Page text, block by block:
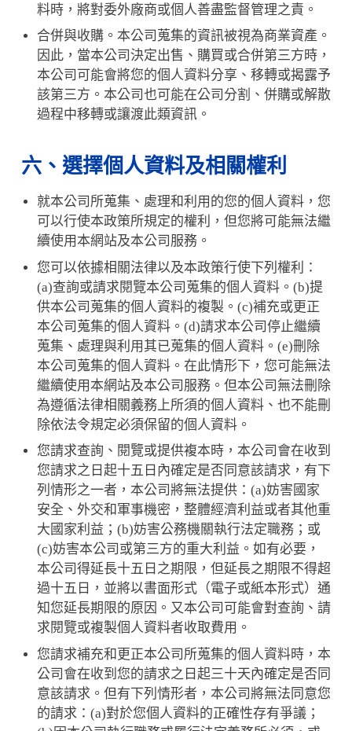
料時，將對委外廠商或個人善盡監督管理之責。
合併與收購。本公司蒐集的資訊被視為商業資產。
因此，當本公司決定出售、購買或合併第三方時，
本公司可能會將您的個人資料分享、移轉或揭露予
該第三方。本公司也可能在公司分割、併購或解散
過程中移轉或讓渡此類資訊。
六、選擇個人資料及相關權利
就本公司所蒐集、處理和利用的您的個人資料，您
可以行使本政策所規定的權利，但您將可能無法繼
續使用本網站及本公司服務。
您可以依據相關法律以及本政策行使下列權利：
(a)查詢或請求閱覽本公司蒐集的個人資料。(b)提
供本公司蒐集的個人資料的複製。(c)補充或更正
本公司蒐集的個人資料。(d)請求本公司停止繼續
蒐集、處理與利用其已蒐集的個人資料。(e)刪除
本公司蒐集的個人資料。在此情形下，您可能無法
繼續使用本網站及本公司服務。但本公司無法刪除
為遵循法律相關義務上所須的個人資料、也不能刪
除依法令規定必須保留的個人資料。
您請求查詢、閱覽或提供複本時，本公司會在收到
您請求之日起十五日內確定是否同意該請求，有下
列情形之一者，本公司將無法提供：(a)妨害國家
安全、外交和軍事機密，整體經濟利益或者其他重
大國家利益；(b)妨害公務機關執行法定職務；或
(c)妨害本公司或第三方的重大利益。如有必要，
本公司得延長十五日之期限，但延長之期限不得超
過十五日，並將以書面形式（電子或紙本形式）通
知您延長期限的原因。又本公司可能會對查詢、請
求閱覽或複製個人資料者收取費用。
您請求補充和更正本公司所蒐集的個人資料時，本
公司會在收到您的請求之日起三十天內確定是否同
意該請求。但有下列情形者，本公司將無法同意您
的請求：(a)對於您個人資料的正確性存有爭議；